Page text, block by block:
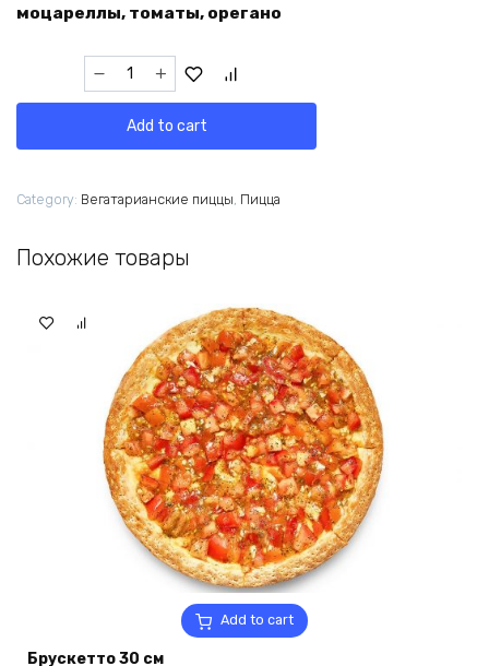
моцареллы, томаты, орегано
Маргарита
30
quantity
Add to cart
Category: Вегатарианские пиццы, Пицца
Похожие товары
Add to cart
Брускетто 30 см